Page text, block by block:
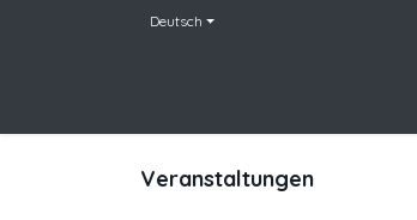
Deutsch
Veranstaltungen